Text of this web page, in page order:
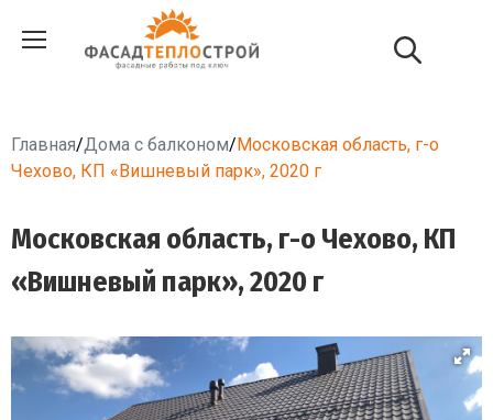
Главная/Дома с балконом/Московская область, г-о
Чехово, КП «Вишневый парк», 2020 г
Московская область, г-о Чехово, КП
«Вишневый парк», 2020 г